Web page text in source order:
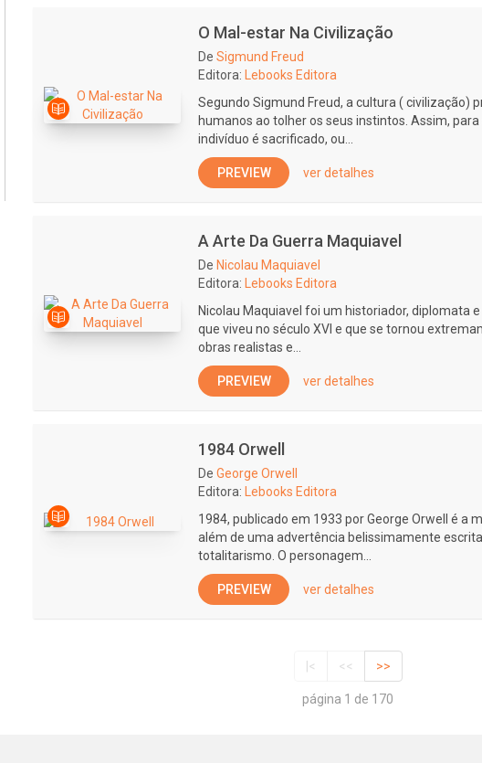
O Mal-estar Na Civilização
De Sigmund Freud
Editora:
Lebooks Editora
Segundo Sigmund Freud, a cultura ( civilização)
humanos ao tolher os seus instintos. Assim,
indivíduo é sacrificado, ou...
PREVIEW ver detalhes
A Arte Da Guerra Maquiavel
De Nicolau Maquiavel
Editora:
Lebooks Editora
Nicolau Maquiavel foi um historiador, diplomata
que viveu no século XVI e que se tornou
obras realistas e...
PREVIEW ver detalhes
1984 Orwell
De George Orwell
Editora:
Lebooks Editora
1984, publicado em 1933 por George Orwell é a
além de uma advertência belissimamente
totalitarismo. O personagem...
PREVIEW ver detalhes
|< << >>
página 1 de 170